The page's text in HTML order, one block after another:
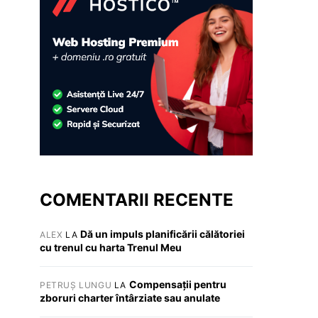
COMENTARII RECENTE
ALEX LA Dă un impuls planificării călătoriei
cu trenul cu harta Trenul Meu
PETRUȘ LUNGU LA Compensații pentru
zboruri charter întârziate sau anulate